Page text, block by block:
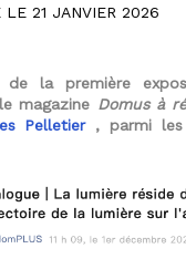
LE 21 JANVIER 2026
de la première
magazine Domus à
Pelletier, parmi les